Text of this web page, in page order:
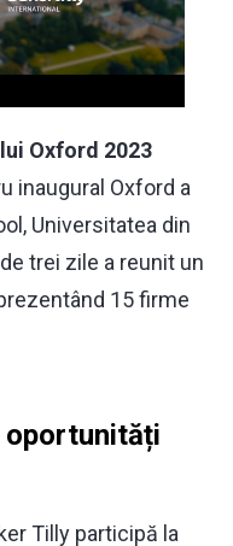
Oxford 2023
inaugural Oxford a
Universitatea din
trei zile a reunit un
15 firme
Tilly participă la